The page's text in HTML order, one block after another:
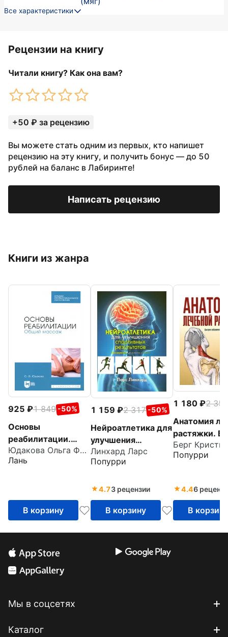
Все характеристики
Рецензии на книгу
Читали книгу? Как она вам?
+50 ₽ за рецензию
Вы можете стать одним из первых, кто напишет
рецензию на эту книгу, и получить бонус — до 50
рублей на баланс в Лабиринте!
Написать рецензию
Книги из жанра
925 1 849 -50%
Основы
реабилитации.
Общий массаж.
Учебное пособие
Юдакова Ольга Федоровна
Лань
В корзину
1 159 2 317 -50%
Нейроатлетика для
улучшения
спортивных
результатов.
начинается в мозге
Линхард Ларс
Попурри
4.73 рецензии
В корзину
1 180
2 359
Анатомия
растяжки.
избавление
и
Берг
Попурри
4.46
В корзину
Мы в соцсетях
Каталог